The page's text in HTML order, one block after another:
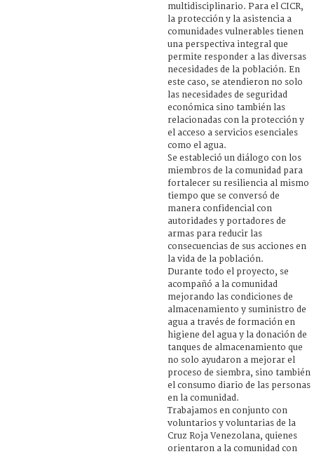
multidisciplinario. Para el CICR,
la protección y la asistencia a
comunidades vulnerables tienen
una perspectiva integral que
permite responder a las diversas
necesidades de la población. En
este caso, se atendieron no solo
las necesidades de seguridad
económica sino también las
relacionadas con la protección y
el acceso a servicios esenciales
como el agua.
Se estableció un diálogo con los
miembros de la comunidad para
fortalecer su resiliencia al mismo
tiempo que se conversó de
manera confidencial con
autoridades y portadores de
armas para reducir las
consecuencias de sus acciones en
la vida de la población.
Durante todo el proyecto, se
acompañó a la comunidad
mejorando las condiciones de
almacenamiento y suministro de
agua a través de formación en
higiene del agua y la donación de
tanques de almacenamiento que
no solo ayudaron a mejorar el
proceso de siembra, sino también
el consumo diario de las personas
en la comunidad.
Trabajamos en conjunto con
voluntarios y voluntarias de la
Cruz Roja Venezolana, quienes
orientaron a la comunidad con